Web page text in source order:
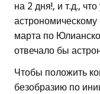
на 2 дня!, и т.д.,
марта по
отвечало бы
Чтобы положить
безобразию по